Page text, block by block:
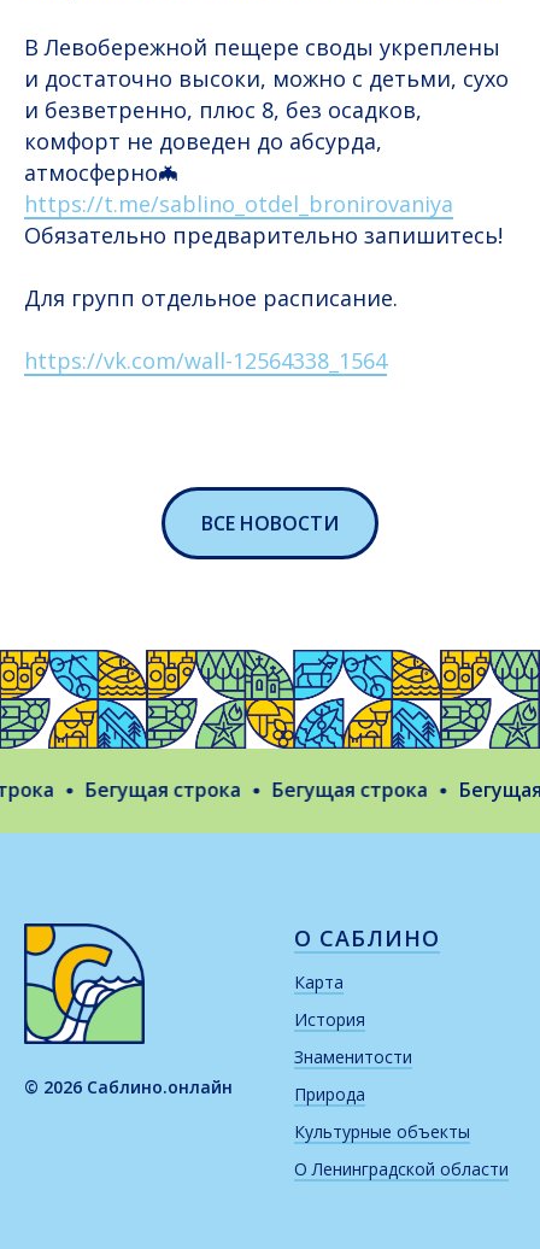
В Левобережной пещере своды укреплены
и достаточно высоки, можно с детьми, сухо
и безветренно, плюс 8, без осадков,
комфорт не доведен до абсурда,
атмосферно🦇
https://t.me/sablino_otdel_bronirovaniya
Обязательно предварительно запишитесь!
Для групп отдельное расписание.
https://vk.com/wall-12564338_1564
ВСЕ НОВОСТИ
Бегущая строка Бегущая строка Бегущая
© 2026 Саблино.онлайн
О САБЛИНО
Карта
История
Знаменитости
Природа
Культурные объекты
О Ленинградской области